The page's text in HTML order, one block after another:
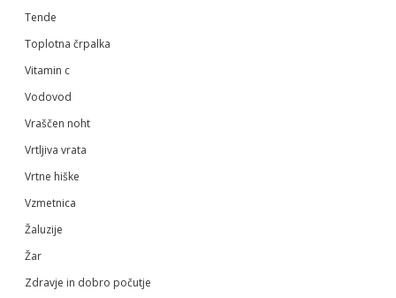
Tende
Toplotna črpalka
Vitamin c
Vodovod
Vraščen noht
Vrtljiva vrata
Vrtne hiške
Vzmetnica
Žaluzije
Žar
Zdravje in dobro počutje